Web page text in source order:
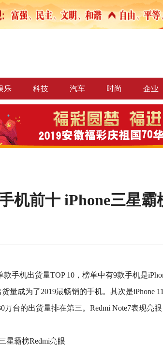
乐 科技 汽车 时尚 企业
机前十 iPhone三星霸
手机出货量TOP 10，榜单中有9款手机是
量成为了2019最畅销的手机。其次是iPhone
万台的出货量排在第三。Redmi Note7表现亮